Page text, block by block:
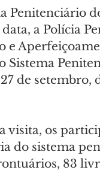
Penitenciário
a Polícia
e
Sistema
de setembro,
visita, os
do sistema
83